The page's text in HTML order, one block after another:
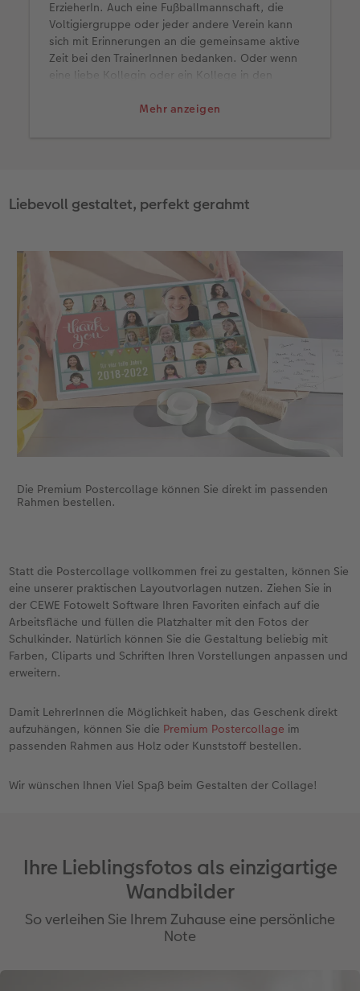
Mehr anzeigen
ErzieherIn. Auch eine Fußballmannschaft, die
Voltigiergruppe oder jeder andere Verein kann
sich mit Erinnerungen an die gemeinsame aktive
Zeit bei den TrainerInnen bedanken. Oder wenn
eine liebe Kollegin oder ein Kollege in den
ist es ein passenden Geschenk.
Liebevoll gestaltet, perfekt gerahmt
Die Premium Postercollage können Sie direkt im passenden
Rahmen bestellen.
Statt die Postercollage vollkommen frei zu gestalten, können Sie
eine unserer praktischen Layoutvorlagen nutzen. Ziehen Sie in
der CEWE Fotowelt Software Ihren Favoriten einfach auf die
Arbeitsfläche und füllen die Platzhalter mit den Fotos der
Schulkinder. Natürlich können Sie die Gestaltung beliebig mit
Farben, Cliparts und Schriften Ihren Vorstellungen anpassen und
erweitern.
Damit LehrerInnen die Möglichkeit haben, das Geschenk direkt
aufzuhängen, können Sie die Premium Postercollage im
passenden Rahmen aus Holz oder Kunststoff bestellen.
Wir wünschen Ihnen Viel Spaß beim Gestalten der Collage!
Ihre Lieblingsfotos als einzigartige
Wandbilder
So verleihen Sie Ihrem Zuhause eine persönliche
Note